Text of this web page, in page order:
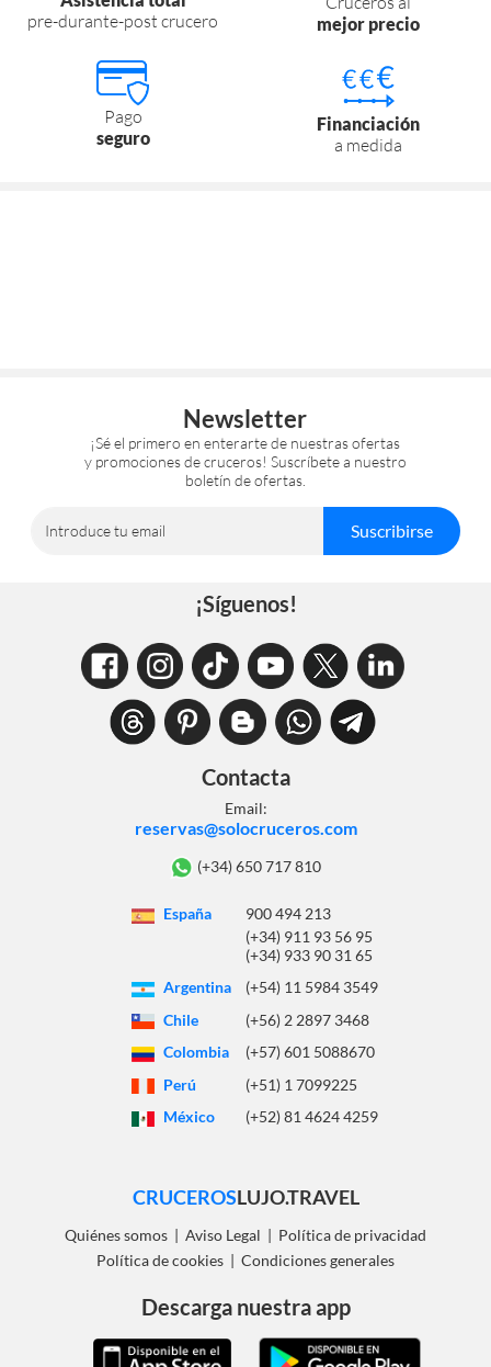
pre-durante-post crucero mejor precio
Pago
seguro
Financiación
a medida
Newsletter
¡Sé el primero en enterarte de nuestras ofertas
y promociones de cruceros! Suscríbete a nuestro
boletín de ofertas.
Introduce tu email Suscribirse
¡Síguenos!
Contacta
Email:
reservas@solocruceros.com
(+34) 650 717 810
España
900 494 213
(+34) 911 93 56 95
(+34) 933 90 31 65
Argentina
(+54) 11 5984 3549
Chile
(+56) 2 2897 3468
Colombia
(+57) 601 5088670
Perú
(+51) 1 7099225
México
(+52) 81 4624 4259
CRUCEROSLUJO.TRAVEL
Quiénes somos | Aviso Legal | Política de privacidad
Política de cookies | Condiciones generales
Descarga nuestra app